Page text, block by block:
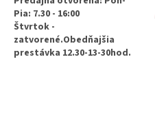
Pia: 7.30 - 16:00
Štvrtok -
zatvorené.Obedňajšia
prestávka 12.30-13-30hod.